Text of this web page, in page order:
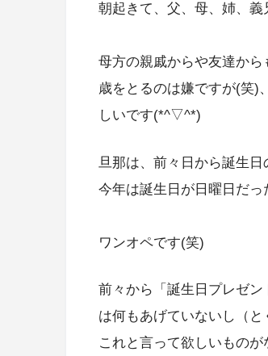
朝起きて、父、母、姉、義
母方の親戚からや友達から
歳をとるのは嫌ですが(笑)
しいです(*^▽^*)
旦那は、前々日から誕生
今年は誕生日が日曜日だ
ワンオペです(笑)
前々から「誕生日プレゼ
は何もあげていないし（
これと言って欲しいもの